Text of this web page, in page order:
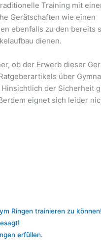
Training mit
Gerätschaften wie einen
ebenfalls zu den bereits
dienen.
ob der Erwerb dieser
über
der Sicherheit
eignet sich leider
Ringen trainieren zu können!
erfüllen.